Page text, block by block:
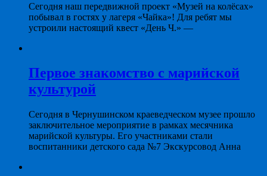
Сегодня наш передвижной проект «Музей на колёсах»
побывал в гостях у лагеря «Чайка»! Для ребят мы
устроили настоящий квест «День Ч.» —
Первое знакомство с марийской
культурой
Сегодня в Чернушинском краеведческом музее прошло
заключительное мероприятие в рамках месячника
марийской культуры. Его участниками стали
воспитанники детского сада №7 Экскурсовод Анна